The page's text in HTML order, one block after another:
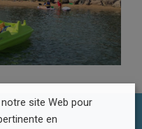
site Web pour
en